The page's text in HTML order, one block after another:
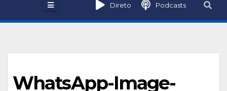
Direto Podcasts
WhatsApp-Image-